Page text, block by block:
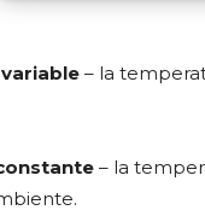
– la
– la